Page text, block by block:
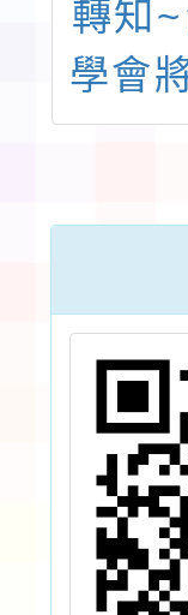
轉知
學會
8月
辦
遊戲
積分
「藝
過遊
索兒